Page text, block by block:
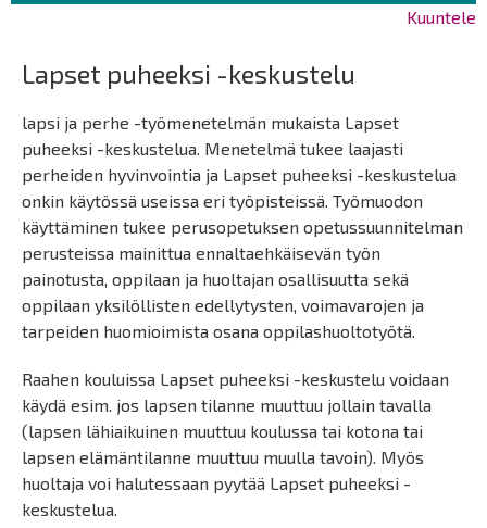
are
Kuuntele
Lapset puheeksi -keskustelu
lapsi ja perhe -työmenetelmän mukaista Lapset
puheeksi -keskustelua. Menetelmä tukee laajasti
perheiden hyvinvointia ja Lapset puheeksi -keskustelua
onkin käytössä useissa eri työpisteissä. Työmuodon
käyttäminen tukee perusopetuksen opetussuunnitelman
perusteissa mainittua ennaltaehkäisevän työn
painotusta, oppilaan ja huoltajan osallisuutta sekä
oppilaan yksilöllisten edellytysten, voimavarojen ja
tarpeiden huomioimista osana oppilashuoltotyötä.
Raahen kouluissa Lapset puheeksi -keskustelu voidaan
käydä esim. jos lapsen tilanne muuttuu jollain tavalla
(lapsen lähiaikuinen muuttuu koulussa tai kotona tai
lapsen elämäntilanne muuttuu muulla tavoin). Myös
huoltaja voi halutessaan pyytää Lapset puheeksi -
keskustelua.